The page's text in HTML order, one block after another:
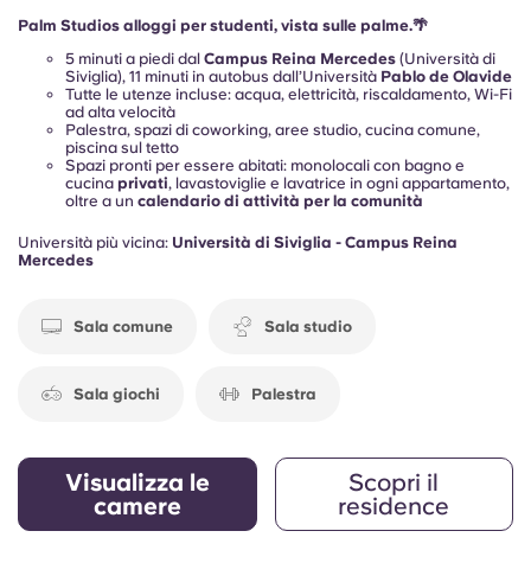
Palm Studios alloggi per studenti, vista sulle palme.🌴
5 minuti a piedi dal Campus Reina Mercedes (Università di
Siviglia), 11 minuti in autobus dall’Università Pablo de Olavide
Tutte le utenze incluse: acqua, elettricità, riscaldamento, Wi-Fi
ad alta velocità
Palestra, spazi di coworking, aree studio, cucina comune,
piscina sul tetto
Spazi pronti per essere abitati: monolocali con bagno e
cucina privati, lavastoviglie e lavatrice in ogni appartamento,
oltre a un calendario di attività per la comunità
Università più vicina: Università di Siviglia - Campus Reina
Mercedes
Sala comune Sala studio
Sala giochi Palestra
Visualizza le
camere
Scopri il
residence